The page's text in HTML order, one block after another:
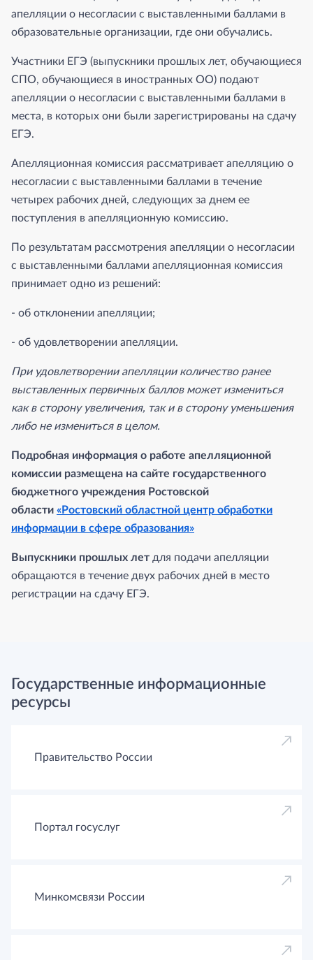
апелляции о несогласии с выставленными баллами в
образовательные организации, где они обучались.
Участники ЕГЭ (выпускники прошлых лет, обучающиеся
СПО, обучающиеся в иностранных ОО) подают
апелляции о несогласии с выставленными баллами в
места, в которых они были зарегистрированы на сдачу
ЕГЭ.
Апелляционная комиссия рассматривает апелляцию о
несогласии с выставленными баллами в течение
четырех рабочих дней, следующих за днем ее
поступления в апелляционную комиссию.
По результатам рассмотрения апелляции о несогласии
с выставленными баллами апелляционная комиссия
принимает одно из решений:
- об отклонении апелляции;
- об удовлетворении апелляции.
При удовлетворении апелляции количество ранее
выставленных первичных баллов может измениться
как в сторону увеличения, так и в сторону уменьшения
либо не измениться в целом.
Подробная информация о работе апелляционной
комиссии размещена на сайте государственного
бюджетного учреждения Ростовской
области «Ростовский областной центр обработки
информации в сфере образования»
Выпускники прошлых лет для подачи апелляции
обращаются в течение двух рабочих дней в место
регистрации на сдачу ЕГЭ.
Государственные информационные
ресурсы
Правительство России
Портал госуслуг
Минкомсвязи России